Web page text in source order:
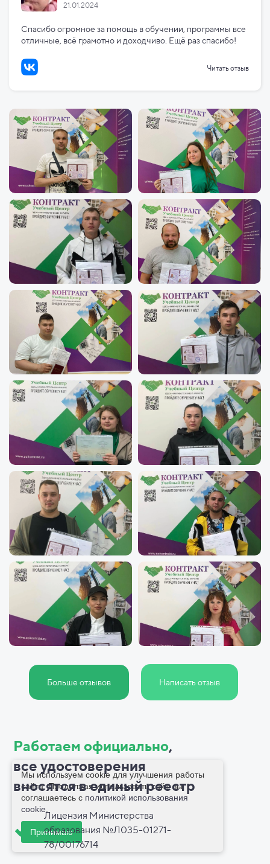
21.01.2024
Спасибо огромное за помощь в обучении, программы все
отличные, всё грамотно и доходчиво. Ещё раз спасибо!
Читать отзыв
Больше отзывов Написать отзыв
Работаем официально,
все удостоверения
вносятся вединый реестр
Лицензия Министерства
образования №Л035-01271-
78/00176714
Мы используем cookie для улучшения работы
сайта. Продолжая использовать сайт, вы
соглашаетесь с политикой использования
cookie
Принимаю